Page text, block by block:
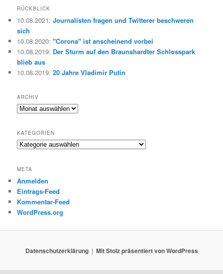
h
n
RÜCKBLICK
10.08.2021:Journalisten fragen und Twitterer beschweren
sich
10.08.2020:"Corona" ist anscheinend vorbei
10.08.2019: Der Sturm auf den Braunshardter Schlosspark
blieb aus
10.08.2019:20 Jahre Vladimir Putin
ARCHIV
Archiv
KATEGORIEN
Kategorien
META
Anmelden
Eintrags-Feed
Kommentar-Feed
WordPress.org
Datenschutzerklärung Mit Stolz präsentiert von WordPress